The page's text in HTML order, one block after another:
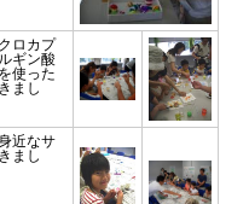
ロカプ
ギン酸
使った
まし
近なサ
まし